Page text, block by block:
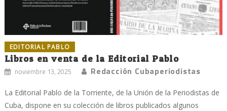
EDITORIAL PABLO
Libros en venta de la Editorial Pablo
noviembre 13, 2025 Redacción Cubaperiodistas
La Editorial Pablo de la Torriente, de la Unión de la Periodistas de
Cuba, dispone en su colección de libros publicados algunos